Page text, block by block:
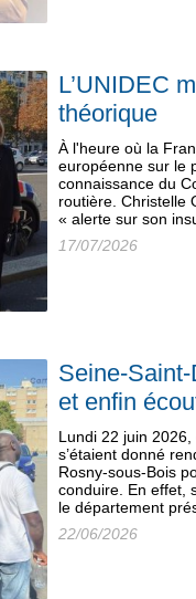
L’UNIDEC
théorique
À l'heure où la
européenne sur le
connaissance du
routière. Christelle
« alerte sur son
17/07/2026
Seine-
et enfin
Lundi 22 juin
s’étaient donné
Rosny-sous-Bois
conduire. En effet,
le département
22/06/2026